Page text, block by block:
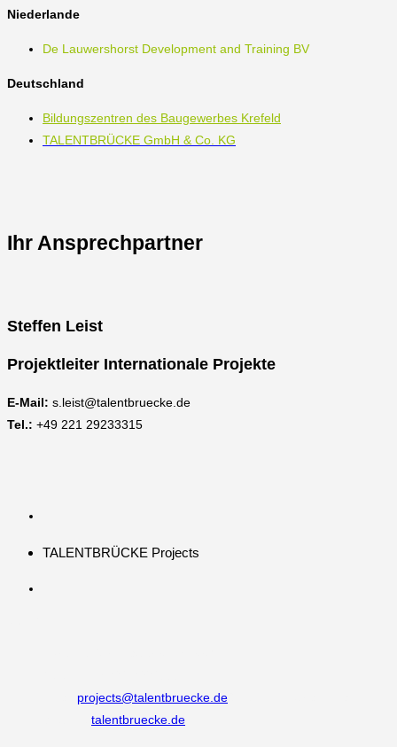
Niederlande
De Lauwershorst Development and Training BV
Deutschland
Bildungszentren des Baugewerbes Krefeld
TALENTBRÜCKE GmbH & Co. KG
Ihr Ansprechpartner
Steffen Leist
Projektleiter Internationale Projekte
E-Mail: s.leist@talentbruecke.de
Tel.: +49 221 29233315
TALENTBRÜCKE Projects
projects@talentbruecke.de
talentbruecke.de